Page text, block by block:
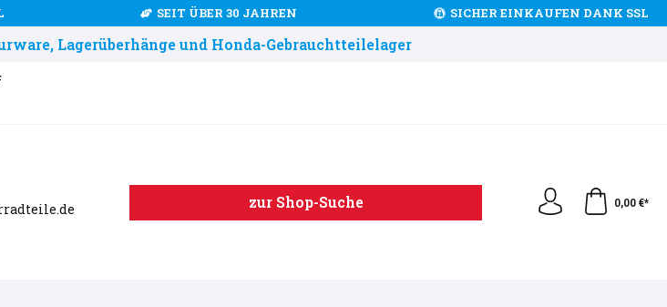
SEIT ÜBER 30 JAHREN SICHER EINKAUFEN DANK SSL
Lagerüberhänge und Honda-Gebrauchtteilelager
zur Shop-Suche 0,00 €*